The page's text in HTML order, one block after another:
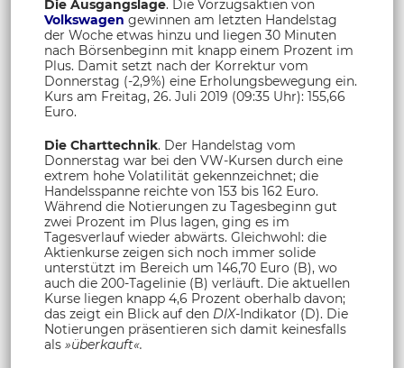
Die Ausgangslage. Die Vorzugsaktien von
Volkswagen gewinnen am letzten Handelstag
der Woche etwas hinzu und liegen 30 Minuten
nach Börsenbeginn mit knapp einem Prozent im
Plus. Damit setzt nach der Korrektur vom
Donnerstag (-2,9%) eine Erholungsbewegung ein.
Kurs am Freitag, 26. Juli 2019 (09:35 Uhr): 155,66
Euro.
Die Charttechnik. Der Handelstag vom
Donnerstag war bei den VW-Kursen durch eine
extrem hohe Volatilität gekennzeichnet; die
Handelsspanne reichte von 153 bis 162 Euro.
Während die Notierungen zu Tagesbeginn gut
zwei Prozent im Plus lagen, ging es im
Tagesverlauf wieder abwärts. Gleichwohl: die
Aktienkurse zeigen sich noch immer solide
unterstützt im Bereich um 146,70 Euro (B), wo
auch die 200-Tagelinie (B) verläuft. Die aktuellen
Kurse liegen knapp 4,6 Prozent oberhalb davon;
das zeigt ein Blick auf den DIX-Indikator (D). Die
Notierungen präsentieren sich damit keinesfalls
als »überkauft«.